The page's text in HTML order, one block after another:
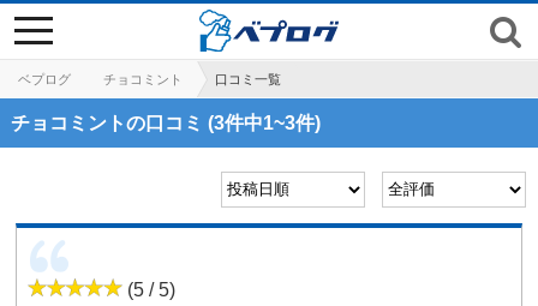
ベプログ チョコミント 口コミ一覧
toggle
navigation
チョコミントの口コミ (3件中1~3件)
(5 / 5)